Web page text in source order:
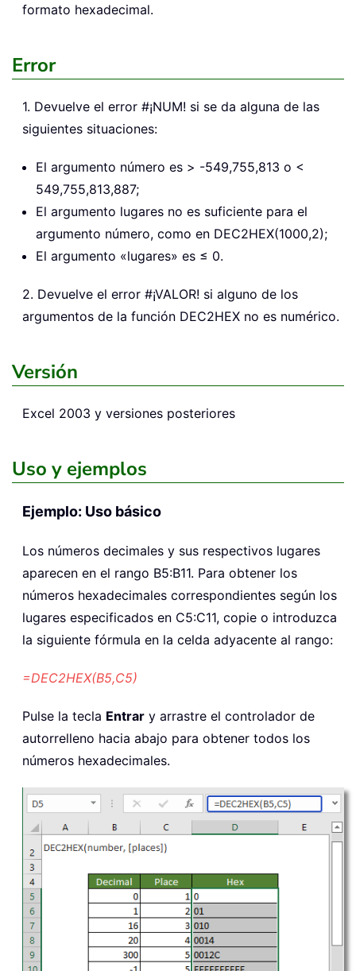
formato hexadecimal.
Error
1. Devuelve el error #¡NUM! si se da alguna de las
siguientes situaciones:
El argumento número es > -549,755,813 o <
549,755,813,887;
El argumento lugares no es suficiente para el
argumento número, como en DEC2HEX(1000,2);
El argumento «lugares» es ≤ 0.
2. Devuelve el error #¡VALOR! si alguno de los
argumentos de la función DEC2HEX no es numérico.
Versión
Excel 2003 y versiones posteriores
Uso y ejemplos
Ejemplo: Uso básico
Los números decimales y sus respectivos lugares
aparecen en el rango B5:B11. Para obtener los
números hexadecimales correspondientes según los
lugares especificados en C5:C11, copie o introduzca
la siguiente fórmula en la celda adyacente al rango:
=DEC2HEX(B5,C5)
Pulse la tecla Entrar y arrastre el controlador de
autorrelleno hacia abajo para obtener todos los
números hexadecimales.